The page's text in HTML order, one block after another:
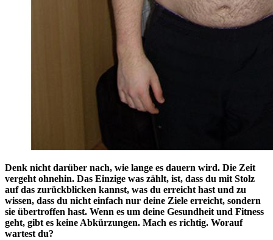
Denk nicht darüber nach, wie lange es dauern wird. Die Zeit
vergeht ohnehin. Das Einzige was zählt, ist, dass du mit Stolz
auf das zurückblicken kannst, was du erreicht hast und zu
wissen, dass du nicht einfach nur deine Ziele erreicht, sondern
sie übertroffen hast. Wenn es um deine Gesundheit und Fitness
geht, gibt es keine Abkürzungen. Mach es richtig. Worauf
wartest du?